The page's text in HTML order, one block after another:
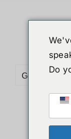
Go to...
Do